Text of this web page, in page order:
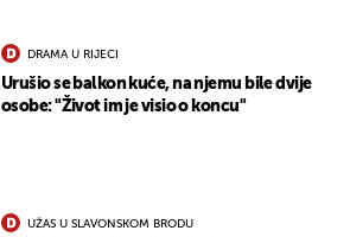
DRAMA U RIJECI
Urušio se balkon kuće, na njemu bile dvije
osobe: "Život im je visio o koncu"
UŽAS U SLAVONSKOM BRODU